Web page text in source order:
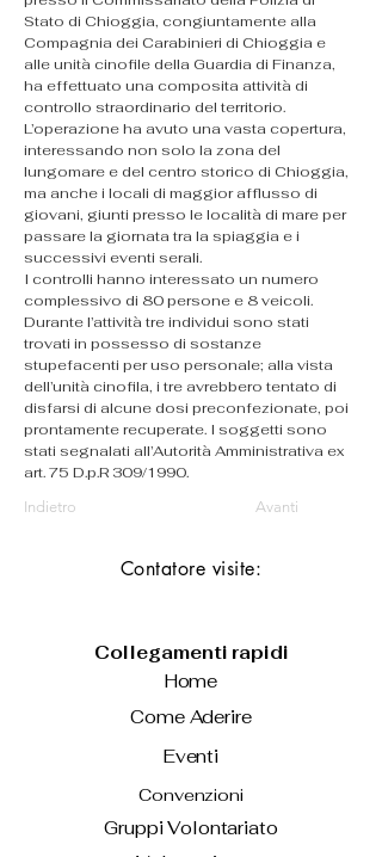
Stato di Chioggia, congiuntamente alla
Compagnia dei Carabinieri di Chioggia e
alle unità cinofile della Guardia di Finanza,
ha effettuato una composita attività di
controllo straordinario del territorio.
L’operazione ha avuto una vasta copertura,
interessando non solo la zona del
lungomare e del centro storico di Chioggia,
ma anche i locali di maggior afflusso di
giovani, giunti presso le località di mare per
passare la giornata tra la spiaggia e i
successivi eventi serali.
I controlli hanno interessato un numero
complessivo di 80 persone e 8 veicoli.
Durante l’attività tre individui sono stati
trovati in possesso di sostanze
stupefacenti per uso personale; alla vista
dell’unità cinofila, i tre avrebbero tentato di
disfarsi di alcune dosi preconfezionate, poi
prontamente recuperate. I soggetti sono
stati segnalati all’Autorità Amministrativa ex
art. 75 D.p.R 309/1990.
Indietro Avanti
Contatore visite:
Collegamenti rapidi
Home
Come Aderire
Eventi
Convenzioni
Gruppi Volontariato